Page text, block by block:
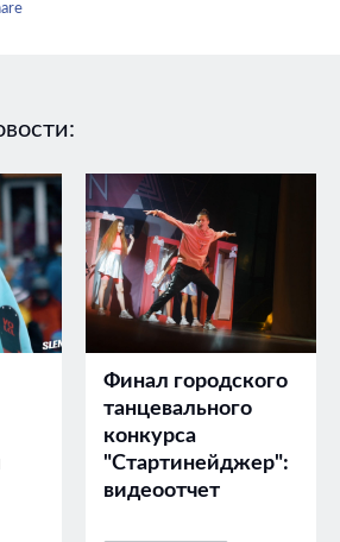
Финал городского
танцевального
конкурса
"Стартинейджер":
видеоотчет